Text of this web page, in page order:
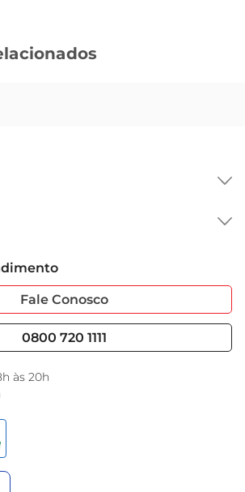
Fale Conosco
0800 720 1111
às 20h